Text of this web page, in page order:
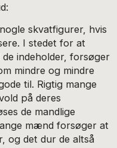
skvatfigurer, hvis
I stedet for at
indeholder, forsøger
mindre og mindre
til. Rigtig mange
på deres
de mandlige
mænd forsøger at
og det dur de altså